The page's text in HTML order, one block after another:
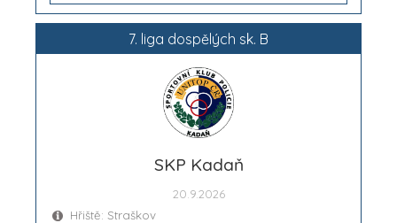
7. liga dospělých sk. B
SKP Kadaň
20.9.2026
Hřiště: Straškov